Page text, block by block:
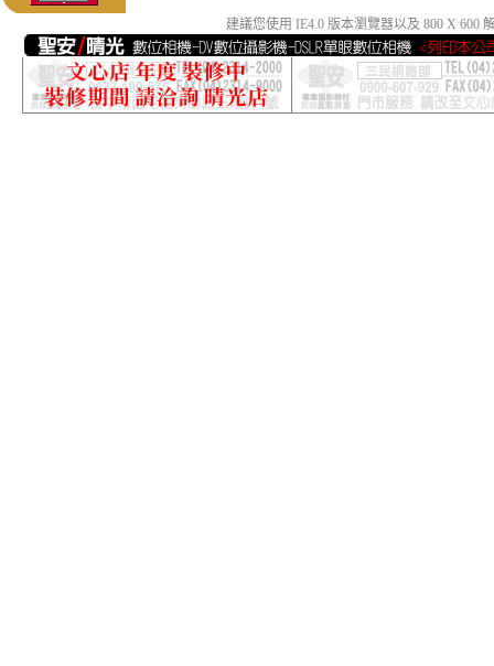
建議您使用 IE4.0 版本瀏覽器以及 800 X 600